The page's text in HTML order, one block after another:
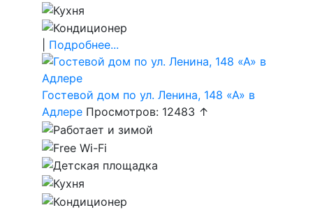
Подробнее...
Гостевой дом по ул. Ленина, 148 «А» в
Адлере Просмотров: 12483 ↑